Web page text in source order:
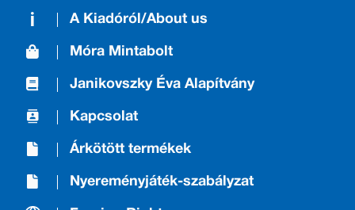
A Kiadóról/About us
Móra Mintabolt
Janikovszky Éva Alapítvány
Kapcsolat
Árkötött termékek
Nyereményjáték-szabályzat